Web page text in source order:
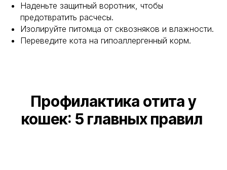
Наденьте защитный воротник, чтобы
предотвратить расчесы.
Изолируйте питомца от сквозняков и влажности.
Переведите кота на гипоаллергенный корм.
Профилактика отита у
кошек: 5 главных правил